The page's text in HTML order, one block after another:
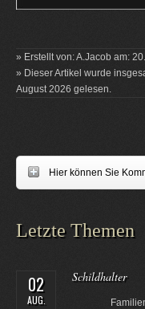
» Erstellt von: A.Jacob am:
» Dieser Artikel wurde
August 2026 gelesen.
Hier können Sie
Letzte Themen
02
AUG.
Schildhalter